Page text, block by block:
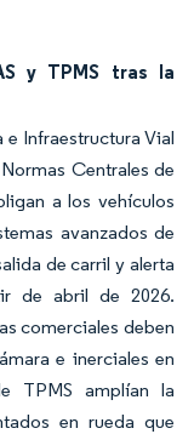
y TPMS tras la
Infraestructura Vial
Centrales de
a los vehículos
avanzados de
de carril y alerta
de abril de 2026.
comerciales deben
e inerciales en
TPMS amplían la
en rueda que